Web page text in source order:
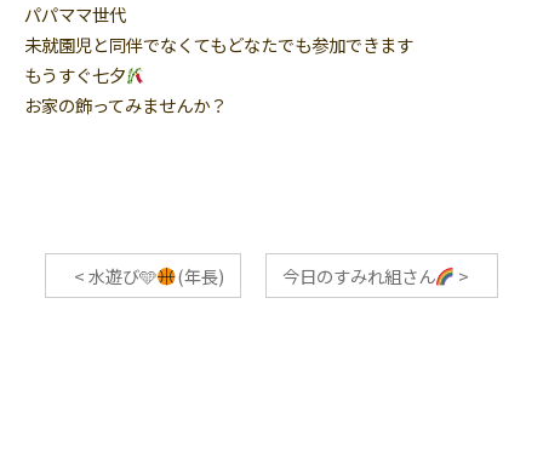
パパママ世代
未就園児と同伴でなくてもどなたでも参加できます
もうすぐ七夕
お家の飾ってみませんか？
<水遊び🩵 (年長) 今日のすみれ組さん >